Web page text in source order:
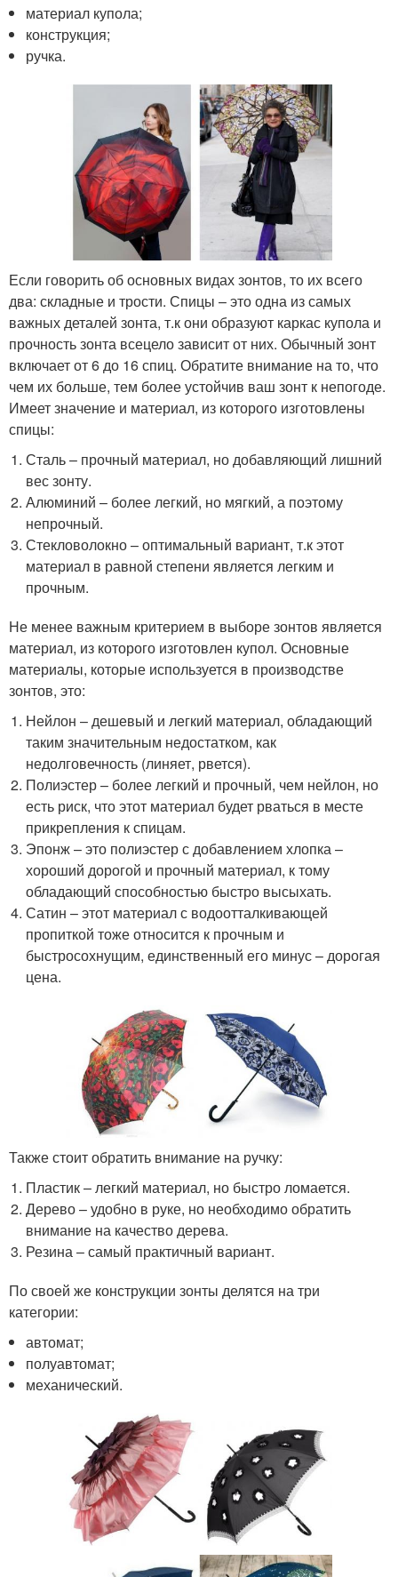
материал купола;
конструкция;
ручка.
Если говорить об основных видах зонтов, то их всего
два: складные и трости. Спицы – это одна из самых
важных деталей зонта, т.к они образуют каркас купола и
прочность зонта всецело зависит от них. Обычный зонт
включает от 6 до 16 спиц. Обратите внимание на то, что
чем их больше, тем более устойчив ваш зонт к непогоде.
Имеет значение и материал, из которого изготовлены
спицы:
Сталь – прочный материал, но добавляющий лишний
вес зонту.
Алюминий – более легкий, но мягкий, а поэтому
непрочный.
Стекловолокно – оптимальный вариант, т.к этот
материал в равной степени является легким и
прочным.
Не менее важным критерием в выборе зонтов является
материал, из которого изготовлен купол. Основные
материалы, которые используется в производстве
зонтов, это:
Нейлон – дешевый и легкий материал, обладающий
таким значительным недостатком, как
недолговечность (линяет, рвется).
Полиэстер – более легкий и прочный, чем нейлон, но
есть риск, что этот материал будет рваться в месте
прикрепления к спицам.
Эпонж – это полиэстер с добавлением хлопка –
хороший дорогой и прочный материал, к тому
обладающий способностью быстро высыхать.
Сатин – этот материал с водоотталкивающей
пропиткой тоже относится к прочным и
быстросохнущим, единственный его минус – дорогая
цена.
Также стоит обратить внимание на ручку:
Пластик – легкий материал, но быстро ломается.
Дерево – удобно в руке, но необходимо обратить
внимание на качество дерева.
Резина – самый практичный вариант.
По своей же конструкции зонты делятся на три
категории:
автомат;
полуавтомат;
механический.